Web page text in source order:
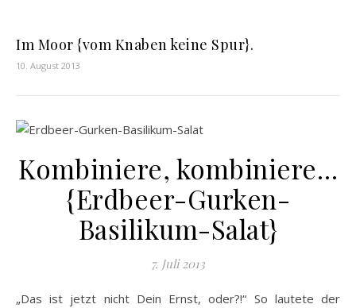
Im Moor {vom Knaben keine Spur}.
10. August 2013
Kombiniere, kombiniere…
{Erdbeer-Gurken-
Basilikum-Salat}
7. Juli 2013
„Das ist jetzt nicht Dein Ernst, oder?!“ So lautete der